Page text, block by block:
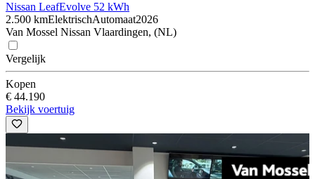
Nissan LeafEvolve 52 kWh
2.500 kmElektrischAutomaat2026
Van Mossel Nissan Vlaardingen, (NL)
Vergelijk
Kopen
€ 44.190
Bekijk voertuig